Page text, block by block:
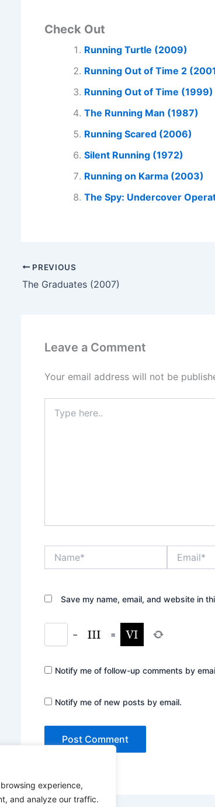
experience,
and analyze our traffic.
Check Out
Running Turtle (2009)
Running Out of Time 2
Running Out of Time (1999)
The Running Man (1987)
Running Scared (2006)
Silent Running (1972)
Running on Karma (2003)
The Spy: Undercover
PREVIOUS
The Graduates (2007)
Leave a Comment
Your email address will not be
here..
Save my name, email, and website in
− =
Notify me of follow-up comments by
Notify me of new posts by email.